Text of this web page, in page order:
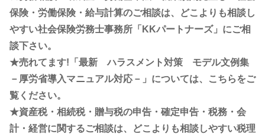
保険・労働保険・給与計算のご相談は、どこよりも相談し
やすい社会保険労務士事務所「KKパートナーズ」にご相
談下さい。
★売れてます!「最新 ハラスメント対策 モデル文例集
－厚労省導入マニュアル対応－」については、こちらをご
覧ください。
★資産税・相続税・贈与税の申告・確定申告・税務・会
計・経営に関するご相談は、どこよりも相談しやすい税理